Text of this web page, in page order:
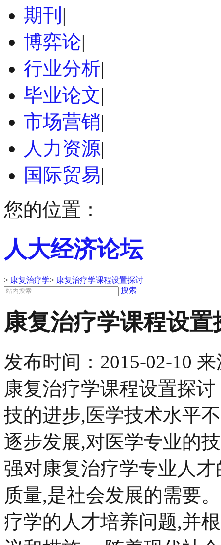
期刊 |
博弈论|
行业分析|
毕业论文|
市场营销|
人力资源|
国际贸易|
您的位置：
人大经济论坛
> 康复治疗学> 康复治疗学课程设置探讨
搜索
康复治疗学课程设置
发布时间： 2015-02-10 来
康复治疗学课程设置探
技的进步,医学技术水平
逐步发展,对医学专业的
强对康复治疗学专业人
质量,是社会发展的需要
疗学的人才培养问题,并